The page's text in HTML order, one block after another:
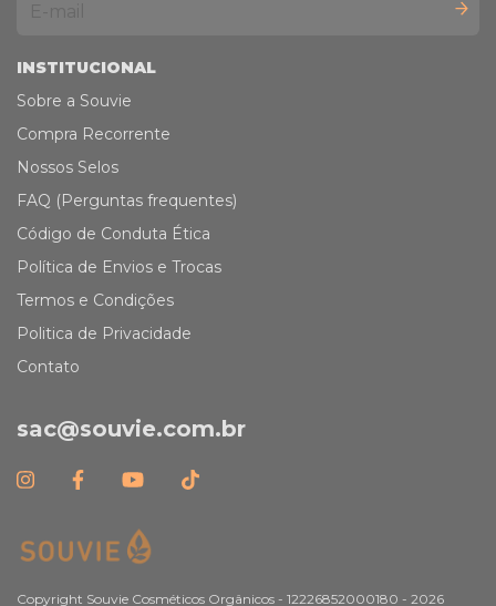
INSTITUCIONAL
Sobre a Souvie
Compra Recorrente
Nossos Selos
FAQ (Perguntas frequentes)
Código de Conduta Ética
Política de Envios e Trocas
Termos e Condições
Politica de Privacidade
Contato
sac@souvie.com.br
Copyright Souvie Cosméticos Orgânicos - 12226852000180 - 2026